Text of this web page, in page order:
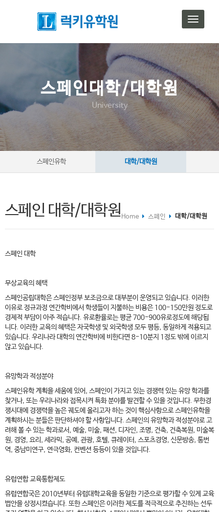
T
o
g
l
n
a
v
i
g
a
t
스페인대학/대학원
University
스페인유학 대학/대학원
스페인 대학/대학원Home 스페인 대학/대학원
스페인 대학
무상교육의 혜택
스페인공립대학은 스페인정부 보조금으로 대부분이 운영되고 있습니다. 이러한
이유로 정규과정 연간학비에서 학생들이 지불하는 비용은 100-150만원 정도로
경제적 부담이 아주 적습니다. 유로환율로는 평균 700-900유로정도에 해당됩
니다. 이러한 교육의 혜택은 자국학생 및 외국학생 모두 평등, 동일하게 적용되고
있습니다. 우리나라 대학의 연간학비에 비한다면 8-10분지 1정도 밖에 이르지
않고 있습니다.
유망학과 적성분야
스페인유학 계획을 세움에 있어, 스페인이 가지고 있는 경쟁력 있는 유망 학과를
찾거나, 또는 우리나라와 접목시켜 특화 분야를 발견할 수 있을 것입니다. 무한경
쟁시대에 경쟁력을 높은 궤도에 올리고자 하는 것이 핵심사항으로 스페인유학을
계획하시는 분들은 판단하셔야 할 사항입니다. 스페인의 유망학과 적성분야로 고
려해 볼 수 있는 학과로서, 예술, 미술, 패션, 디자인, 조명, 건축, 건축복원, 미술복
원, 경영, 요리, 세라믹, 공예, 관광, 호텔, 큐레이터, 스포츠경영, 신문방송, 통번
역, 중남미연구, 연극영화, 컨벤션 등등이 있을 것입니다.
유럽연합 교육통합제도
유럽연합국은 2010년부터 유럽대학교육을 동일한 기준으로 평가할 수 있게 교육
법안을 상정시켰습니다. 또한 스페인은 이러한 제도를 적극적으로 추진하는 선두